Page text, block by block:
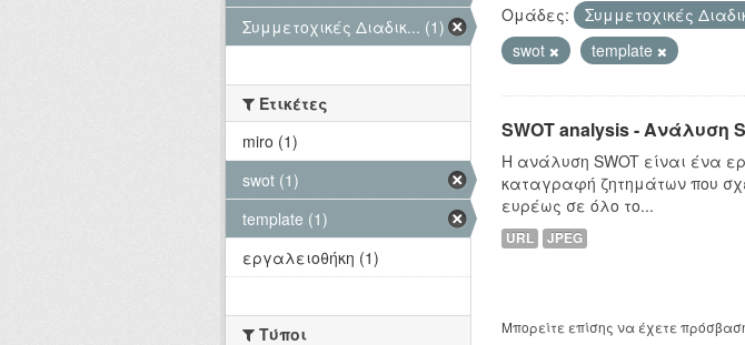
Ομάδες:
Συμμετοχικές
swot
template
SWOT analysis - Ανάλυση
Η ανάλυση SWOT είναι ένα
καταγραφή ζητημάτων που
ευρέως σε όλο το...
URL JPEG
Μπορείτε επίσης να έχετε
Συμμετοχικές Διαδικ... (1)
Ετικέτες
miro (1)
swot (1)
template (1)
εργαλειοθήκη (1)
Τύποι